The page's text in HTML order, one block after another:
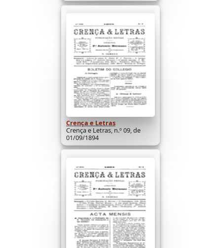
Crença e Letras
Crença e Letras, n.º 09, de
01/09/1894